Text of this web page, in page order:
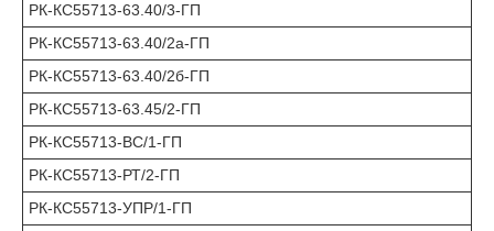
РК-КС55713-63.40/3-ГП
РК-КС55713-63.40/2а-ГП
РК-КС55713-63.40/2б-ГП
РК-КС55713-63.45/2-ГП
РК-КС55713-ВС/1-ГП
РК-КС55713-РТ/2-ГП
РК-КС55713-УПР/1-ГП